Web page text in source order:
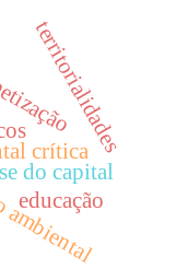
crítica
territorialidades
do capital
educação